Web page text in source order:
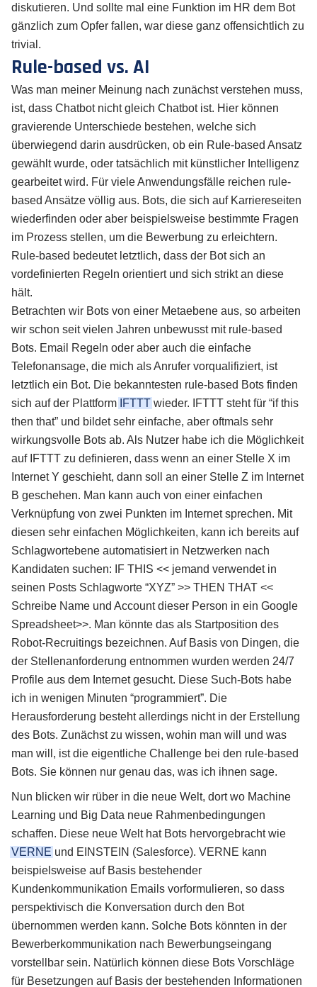
diskutieren. Und sollte mal eine Funktion im HR dem Bot
gänzlich zum Opfer fallen, war diese ganz offensichtlich zu
trivial.
Rule-based vs. AI
Was man meiner Meinung nach zunächst verstehen muss,
ist, dass Chatbot nicht gleich Chatbot ist. Hier können
gravierende Unterschiede bestehen, welche sich
überwiegend darin ausdrücken, ob ein Rule-based Ansatz
gewählt wurde, oder tatsächlich mit künstlicher Intelligenz
gearbeitet wird. Für viele Anwendungsfälle reichen rule-
based Ansätze völlig aus. Bots, die sich auf Karriereseiten
wiederfinden oder aber beispielsweise bestimmte Fragen
im Prozess stellen, um die Bewerbung zu erleichtern.
Rule-based bedeutet letztlich, dass der Bot sich an
vordefinierten Regeln orientiert und sich strikt an diese
hält.
Betrachten wir Bots von einer Metaebene aus, so arbeiten
wir schon seit vielen Jahren unbewusst mit rule-based
Bots. Email Regeln oder aber auch die einfache
Telefonansage, die mich als Anrufer vorqualifiziert, ist
letztlich ein Bot. Die bekanntesten rule-based Bots finden
sich auf der Plattform IFTTT wieder. IFTTT steht für “if this
then that” und bildet sehr einfache, aber oftmals sehr
wirkungsvolle Bots ab. Als Nutzer habe ich die Möglichkeit
auf IFTTT zu definieren, dass wenn an einer Stelle X im
Internet Y geschieht, dann soll an einer Stelle Z im Internet
B geschehen. Man kann auch von einer einfachen
Verknüpfung von zwei Punkten im Internet sprechen. Mit
diesen sehr einfachen Möglichkeiten, kann ich bereits auf
Schlagwortebene automatisiert in Netzwerken nach
Kandidaten suchen: IF THIS << jemand verwendet in
seinen Posts Schlagworte “XYZ” >> THEN THAT <<
Schreibe Name und Account dieser Person in ein Google
Spreadsheet>>. Man könnte das als Startposition des
Robot-Recruitings bezeichnen. Auf Basis von Dingen, die
der Stellenanforderung entnommen wurden werden 24/7
Profile aus dem Internet gesucht. Diese Such-Bots habe
ich in wenigen Minuten “programmiert”. Die
Herausforderung besteht allerdings nicht in der Erstellung
des Bots. Zunächst zu wissen, wohin man will und was
man will, ist die eigentliche Challenge bei den rule-based
Bots. Sie können nur genau das, was ich ihnen sage.
Nun blicken wir rüber in die neue Welt, dort wo Machine
Learning und Big Data neue Rahmenbedingungen
schaffen. Diese neue Welt hat Bots hervorgebracht wie
VERNE und EINSTEIN (Salesforce). VERNE kann
beispielsweise auf Basis bestehender
Kundenkommunikation Emails vorformulieren, so dass
perspektivisch die Konversation durch den Bot
übernommen werden kann. Solche Bots könnten in der
Bewerberkommunikation nach Bewerbungseingang
vorstellbar sein. Natürlich können diese Bots Vorschläge
für Besetzungen auf Basis der bestehenden Informationen